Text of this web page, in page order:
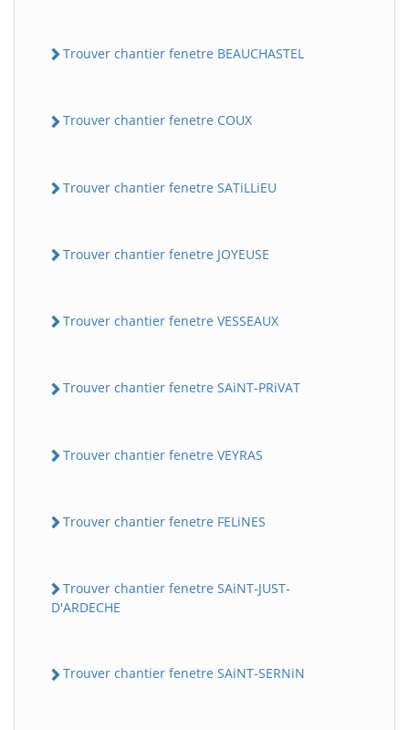
Trouver chantier fenetre BEAUCHASTEL
Trouver chantier fenetre COUX
Trouver chantier fenetre SATiLLiEU
Trouver chantier fenetre JOYEUSE
Trouver chantier fenetre VESSEAUX
Trouver chantier fenetre SAiNT-PRiVAT
Trouver chantier fenetre VEYRAS
Trouver chantier fenetre FELiNES
Trouver chantier fenetre SAiNT-JUST-
D'ARDECHE
Trouver chantier fenetre SAiNT-SERNiN